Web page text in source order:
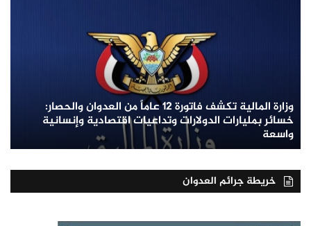
وزارة المالية تكشف فاتورة 12 عاماً من العدوان والحصار:
خسائر بمليارات الدولارات وتداعيات اقتصادية وإنسانية
واسعة
خريطة جرائم العدوان